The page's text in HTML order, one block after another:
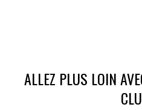
ALLEZ PLUS LOIN